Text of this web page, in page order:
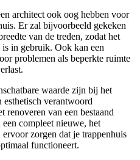
architect ook oog hebben voor
Er zal bijvoorbeeld gekeken
van de treden, zodat het
in gebruik. Ook kan een
problemen als beperkte ruimte
waarde zijn bij het
verantwoord
renoveren van een bestaand
compleet nieuwe, het
zorgen dat je trappenhuis
functioneert.